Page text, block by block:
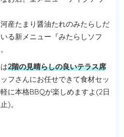
産たまり醤油たれのみたらしだ
る新メニュー『みたらしソフ
2階の見晴らしの良いテラス席
フさんにお任せできて食材セッ
に本格BBQが楽しめますよ(2日
)。